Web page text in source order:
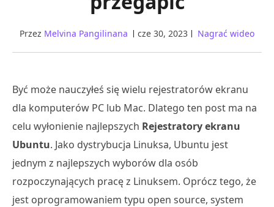
Przez Melvina Pangilinana cze 30, 2023 Nagrać wideo
Być może nauczyłeś się wielu rejestratorów ekranu
dla komputerów PC lub Mac. Dlatego ten post ma na
celu wyłonienie najlepszych Rejestratory ekranu
Ubuntu. Jako dystrybucja Linuksa, Ubuntu jest
jednym z najlepszych wyborów dla osób
rozpoczynających pracę z Linuksem. Oprócz tego, że
jest oprogramowaniem typu open source, system